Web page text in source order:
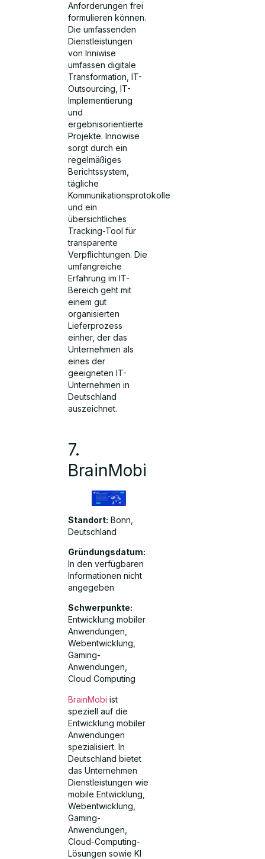
Anforderungen frei
formulieren können.
Die umfassenden
Dienstleistungen
von Inniwise
umfassen digitale
Transformation, IT-
Outsourcing, IT-
Implementierung
und
ergebnisorientierte
Projekte. Innowise
sorgt durch ein
regelmäßiges
Berichtssystem,
tägliche
Kommunikationsprotokolle
und ein
übersichtliches
Tracking-Tool für
transparente
Verpflichtungen. Die
umfangreiche
Erfahrung im IT-
Bereich geht mit
einem gut
organisierten
Lieferprozess
einher, der das
Unternehmen als
eines der
geeigneten IT-
Unternehmen in
Deutschland
auszeichnet.
7.
BrainMobi
Standort: Bonn,
Deutschland
Gründungsdatum:
In den verfügbaren
Informationen nicht
angegeben
Schwerpunkte:
Entwicklung mobiler
Anwendungen,
Webentwicklung,
Gaming-
Anwendungen,
Cloud Computing
BrainMobi ist
speziell auf die
Entwicklung mobiler
Anwendungen
spezialisiert. In
Deutschland bietet
das Unternehmen
Dienstleistungen wie
mobile Entwicklung,
Webentwicklung,
Gaming-
Anwendungen,
Cloud-Computing-
Lösungen sowie KI